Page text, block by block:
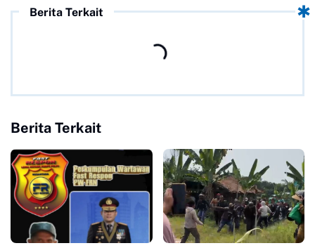
Berita Terkait
Berita Terkait